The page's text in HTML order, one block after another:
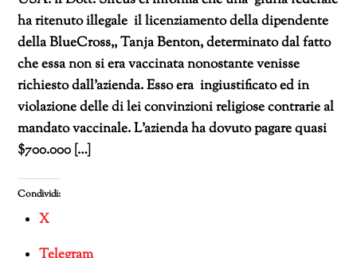
ha ritenuto illegale il licenziamento della dipendente
della BlueCross,, Tanja Benton, determinato dal fatto
che essa non si era vaccinata nonostante venisse
richiesto dall’azienda. Esso era ingiustificato ed in
violazione delle di lei convinzioni religiose contrarie al
mandato vaccinale. L’azienda ha dovuto pagare quasi
$700.000 […]
Condividi:
X